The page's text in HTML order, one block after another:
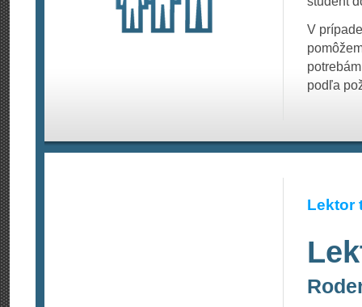
V
podľa
Lektor